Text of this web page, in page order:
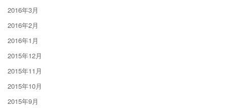
2016年3月
2016年2月
2016年1月
2015年12月
2015年11月
2015年10月
2015年9月